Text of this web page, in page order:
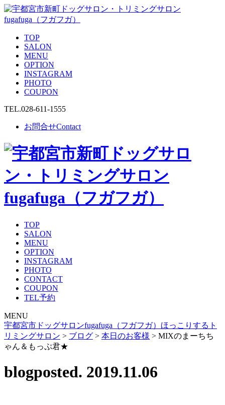
TOP
SALON
MENU
OPTION
INSTAGRAM
PHOTO
COUPON
TEL.028-611-1555
お問合せContact
TOP
SALON
MENU
OPTION
INSTAGRAM
PHOTO
CONTACT
COUPON
TEL予約
MENU
宇都宮市ドッグサロンfugafuga（フガフガ）ほっこりするト
リミングサロン > ブログ > 本日のお客様 > MIXのまーちち
ゃん＆もっぷ君★
blogposted. 2019.11.06